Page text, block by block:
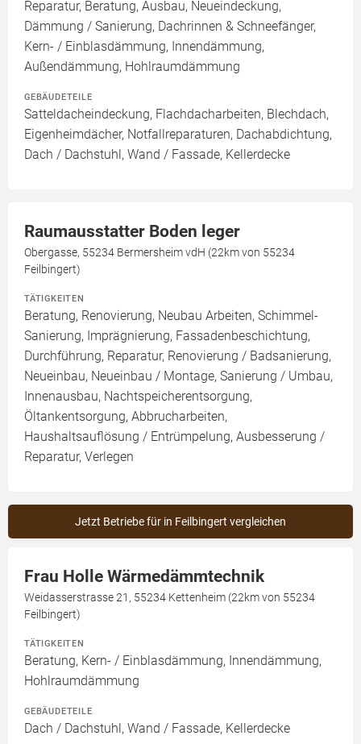
Reparatur, Beratung, Ausbau, Neueindeckung,
Dämmung / Sanierung, Dachrinnen & Schneefänger,
Kern- / Einblasdämmung, Innendämmung,
Außendämmung, Hohlraumdämmung
GEBÄUDETEILE
Satteldacheindeckung, Flachdacharbeiten, Blechdach,
Eigenheimdächer, Notfallreparaturen, Dachabdichtung,
Dach / Dachstuhl, Wand / Fassade, Kellerdecke
Raumausstatter Boden leger
Obergasse, 55234 Bermersheim vdH (22km von 55234
Feilbingert)
TÄTIGKEITEN
Beratung, Renovierung, Neubau Arbeiten, Schimmel-
Sanierung, Imprägnierung, Fassadenbeschichtung,
Durchführung, Reparatur, Renovierung / Badsanierung,
Neueinbau, Neueinbau / Montage, Sanierung / Umbau,
Innenausbau, Nachtspeicherentsorgung,
Öltankentsorgung, Abbrucharbeiten,
Haushaltsauflösung / Entrümpelung, Ausbesserung /
Reparatur, Verlegen
Jetzt Betriebe für in Feilbingert vergleichen
Frau Holle Wärmedämmtechnik
Weidasserstrasse 21, 55234 Kettenheim (22km von 55234
Feilbingert)
TÄTIGKEITEN
Beratung, Kern- / Einblasdämmung, Innendämmung,
Hohlraumdämmung
GEBÄUDETEILE
Dach / Dachstuhl, Wand / Fassade, Kellerdecke